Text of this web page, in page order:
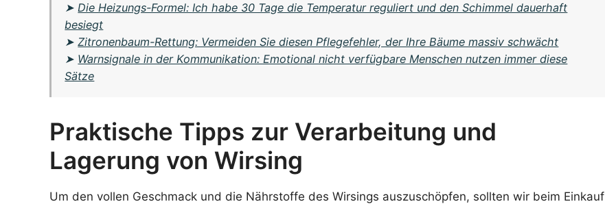
➤Die Heizungs-Formel: Ich habe 30 Tage die Temperatur reguliert und den Schimmel dauerhaft
besiegt
➤Zitronenbaum-Rettung: Vermeiden Sie diesen Pflegefehler, der Ihre Bäume massiv schwächt
➤ Warnsignale in der Kommunikation: Emotional nicht verfügbare Menschen nutzen immer diese
Sätze
Praktische Tipps zur Verarbeitung und
Lagerung von Wirsing
Um den vollen Geschmack und die Nährstoffe des Wirsings auszuschöpfen, sollten wir beim Einkauf